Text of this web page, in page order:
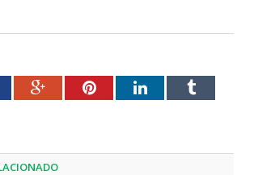
Google+PinterestLinkedInTumblr